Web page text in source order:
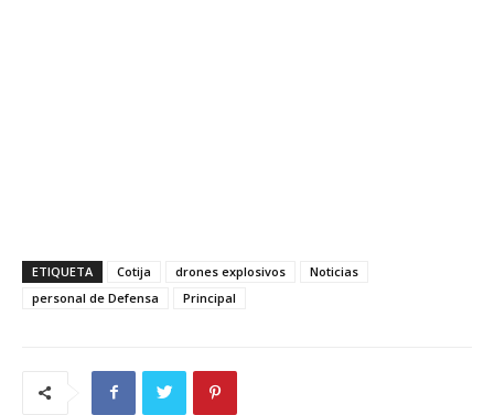
ETIQUETA Cotija drones explosivos
Noticias
personal de Defensa
Principal